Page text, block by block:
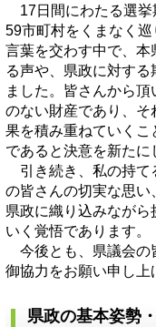
17日間にわたる選挙
59市町村をくまなく巡
言葉を交わす中で、
る声や、県政に対す
ました。皆さんから
のない財産であり、
果を積み重ねていく
であると決意を新たに
引き続き、私の持て
の皆さんの切実な思い
県政に織り込みなが
いく覚悟であります。
今後とも、県議会の
御協力をお願い申し上
県政の基本姿勢